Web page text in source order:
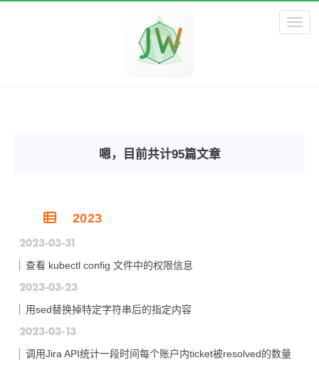
嗯，目前共计95篇文章
2023
2023-03-31
查看 kubectl config 文件中的权限信息
2023-03-23
用sed替换掉特定字符串后的指定内容
2023-03-13
调用Jira API统计一段时间每个账户内ticket被resolved的数量